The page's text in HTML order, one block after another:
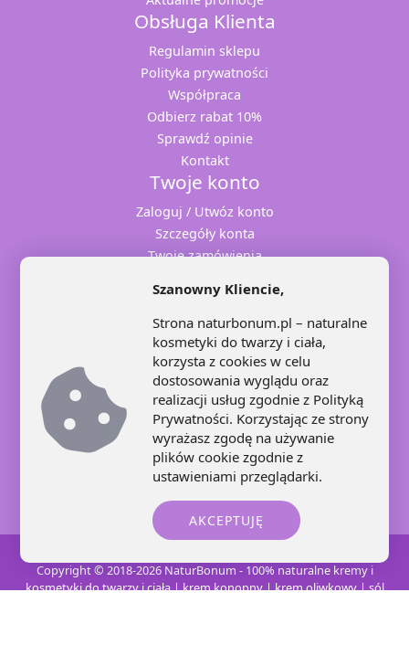
Obsługa Klienta
Regulamin sklepu
Polityka prywatności
Współpraca
Odbierz rabat 10%
Sprawdź opinie
Kontakt
Twoje konto
Zaloguj / Utwóz konto
Szczegóły konta
Twoje zamówienia
+48 71 707 22 25
+48 602 445 639
+48 664 871 959
kontakt@naturbonum.pl
8:00 – 17:30
Copyright © 2018-2026 NaturBonum - 100% naturalne kremy i
kosmetyki do twarzy i ciała | krem konopny | krem oliwkowy | sól
Szanowny Kliencie,
Strona naturbonum.pl – naturalne
kosmetyki do twarzy i ciała,
korzysta z cookies w celu
dostosowania wyglądu oraz
realizacji usług zgodnie z Polityką
Prywatności. Korzystając ze strony
wyrażasz zgodę na używanie
plików cookie zgodnie z
ustawieniami przeglądarki.
AKCEPTUJĘ